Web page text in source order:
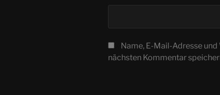
Name, E-Mail-Adresse
nächsten Kommentar